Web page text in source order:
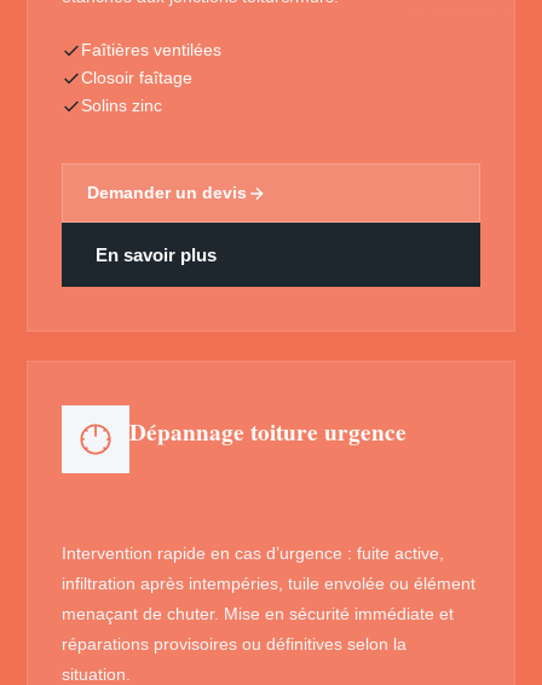
Faîtières ventilées
Closoir faîtage
Solins zinc
Demander un devis
En savoir plus
Dépannage toiture urgence
Intervention rapide en cas d’urgence : fuite active,
infiltration après intempéries, tuile envolée ou élément
menaçant de chuter. Mise en sécurité immédiate et
réparations provisoires ou définitives selon la
situation.